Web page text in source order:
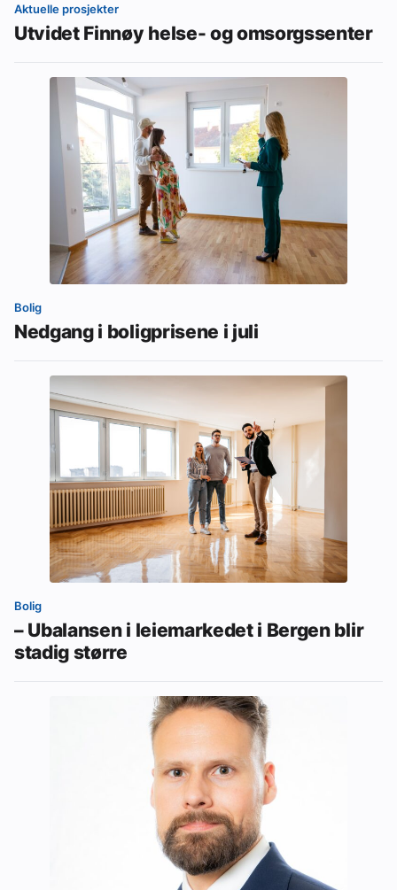
Aktuelle prosjekter
Utvidet Finnøy helse- og omsorgssenter
Bolig
Nedgang i boligprisene i juli
Bolig
– Ubalansen i leiemarkedet i Bergen blir
stadig større